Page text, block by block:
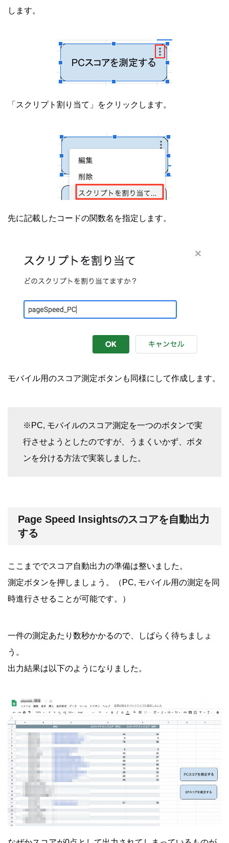
します。
「スクリプト割り当て」をクリックします。
先に記載したコードの関数名を指定します。
モバイル用のスコア測定ボタンも同様にして作成します。
※PC, モバイルのスコア測定を一つのボタンで実
行させようとしたのですが、うまくいかず、ボタ
ンを分ける方法で実装しました。
Page Speed Insightsのスコアを自動出力
する
ここまででスコア自動出力の準備は整いました。
測定ボタンを押しましょう。（PC, モバイル用の測定を同
時進行させることが可能です。）
一件の測定あたり数秒かかるので、しばらく待ちましょ
う。
出力結果は以下のようになりました。